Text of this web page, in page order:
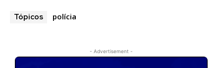
Tópicos polícia
- Advertisement -